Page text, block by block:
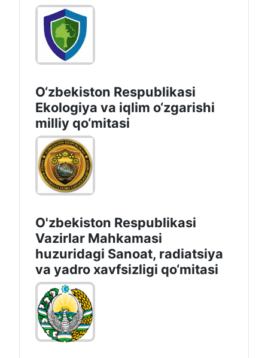
O‘zbekiston Respublikasi
Ekologiya va iqlim o‘zgarishi
milliy qo‘mitasi
O'zbekiston Respublikasi
Vazirlar Mahkamasi
huzuridagi Sanoat, radiatsiya
va yadro xavfsizligi qo‘mitasi